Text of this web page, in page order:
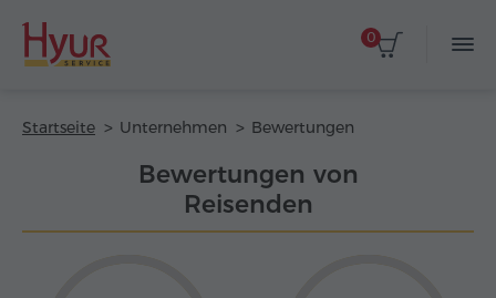
0
Startseite Unternehmen Bewertungen
Bewertungen von
Reisenden